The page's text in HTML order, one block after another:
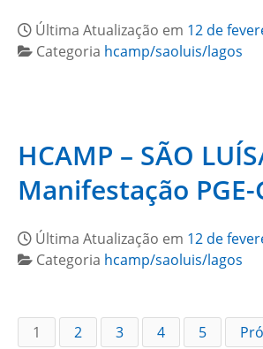
Última Atualização em 12 de
Categoria hcamp/saoluis/lagos
HCAMP – SÃO
Manifestação PGE-
Última Atualização em 12 de
Categoria hcamp/saoluis/lagos
1 2 3 4 5